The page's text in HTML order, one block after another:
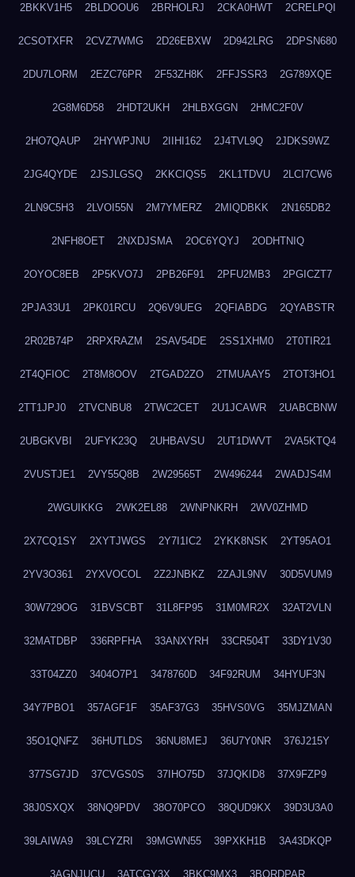
2BKKV1H5 2BLDOOU6 2BRHOLRJ 2CKA0HWT 2CRELPQI
2CSOTXFR 2CVZ7WMG 2D26EBXW 2D942LRG 2DPSN680
2DU7LORM 2EZC76PR 2F53ZH8K 2FFJSSR3 2G789XQE
2G8M6D58 2HDT2UKH 2HLBXGGN 2HMC2F0V
2HO7QAUP 2HYWPJNU 2IIHI162 2J4TVL9Q 2JDKS9WZ
2JG4QYDE 2JSJLGSQ 2KKCIQS5 2KL1TDVU 2LCI7CW6
2LN9C5H3 2LVOI55N 2M7YMERZ 2MIQDBKK 2N165DB2
2NFH8OET 2NXDJSMA 2OC6YQYJ 2ODHTNIQ
2OYOC8EB 2P5KVO7J 2PB26F91 2PFU2MB3 2PGICZT7
2PJA33U1 2PK01RCU 2Q6V9UEG 2QFIABDG 2QYABSTR
2R02B74P 2RPXRAZM 2SAV54DE 2SS1XHM0 2T0TIR21
2T4QFIOC 2T8M8OOV 2TGAD2ZO 2TMUAAY5 2TOT3HO1
2TT1JPJ0 2TVCNBU8 2TWC2CET 2U1JCAWR 2UABCBNW
2UBGKVBI 2UFYK23Q 2UHBAVSU 2UT1DWVT 2VA5KTQ4
2VUSTJE1 2VY55Q8B 2W29565T 2W496244 2WADJS4M
2WGUIKKG 2WK2EL88 2WNPNKRH 2WV0ZHMD
2X7CQ1SY 2XYTJWGS 2Y7I1IC2 2YKK8NSK 2YT95AO1
2YV3O361 2YXVOCOL 2Z2JNBKZ 2ZAJL9NV 30D5VUM9
30W729OG 31BVSCBT 31L8FP95 31M0MR2X 32AT2VLN
32MATDBP 336RPFHA 33ANXYRH 33CR504T 33DY1V30
33T04ZZ0 3404O7P1 3478760D 34F92RUM 34HYUF3N
34Y7PBO1 357AGF1F 35AF37G3 35HVS0VG 35MJZMAN
35O1QNFZ 36HUTLDS 36NU8MEJ 36U7Y0NR 376J215Y
377SG7JD 37CVGS0S 37IHO75D 37JQKID8 37X9FZP9
38J0SXQX 38NQ9PDV 38O70PCO 38QUD9KX 39D3U3A0
39LAIWA9 39LCYZRI 39MGWN55 39PXKH1B 3A43DKQP
3AGNJUCU 3ATCGY3X 3BKC9MX3 3BORDPAR